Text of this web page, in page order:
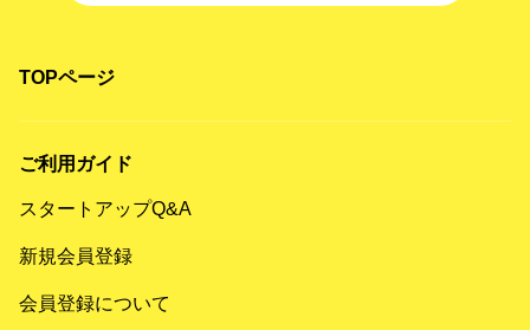
TOPページ
ご利用ガイド
スタートアップQ&A
新規会員登録
会員登録について